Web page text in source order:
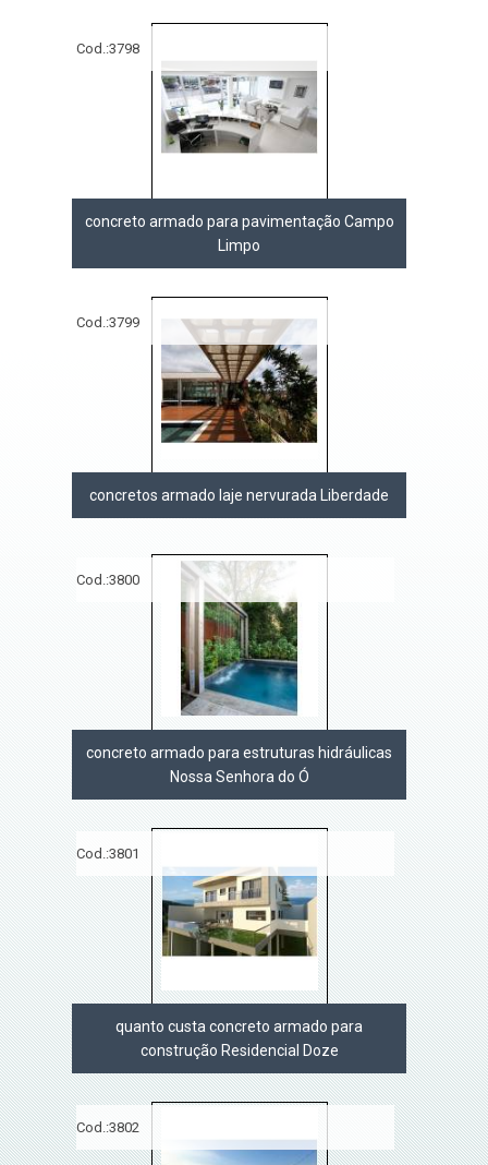
Cod.:3798
concreto armado para pavimentação Campo
Limpo
Cod.:3799
concretos armado laje nervurada Liberdade
Cod.:3800
concreto armado para estruturas hidráulicas
Nossa Senhora do Ó
Cod.:3801
quanto custa concreto armado para
construção Residencial Doze
Cod.:3802